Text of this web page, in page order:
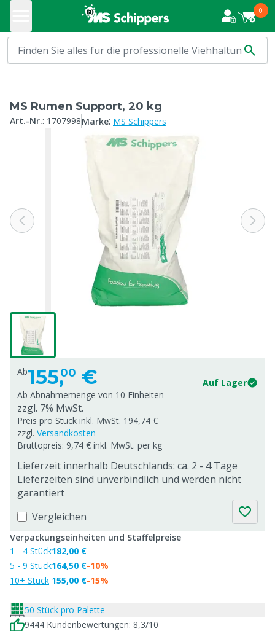
0
MS Rumen Support, 20 kg
Art.-Nr.: 1707998Marke: MS Schippers
Ab155,00 €
Auf Lager
Ab Abnahmemenge von 10 Einheiten
zzgl. 7% MwSt.
Preis pro Stück inkl. MwSt. 194,74 €
zzgl. Versandkosten
Bruttopreis: 9,74 € inkl. MwSt. per kg
Lieferzeit innerhalb Deutschlands: ca. 2 - 4 Tage
Lieferzeiten sind unverbindlich und werden nicht
garantiert
Vergleichen
Verpackungseinheiten und Staffelpreise
1 - 4 Stück
5 - 9 Stück
10+ Stück
182,00 €
164,50 €
155,00 €
-10%
-15%
50 Stück pro Palette
9444 Kundenbewertungen: 8,3/10